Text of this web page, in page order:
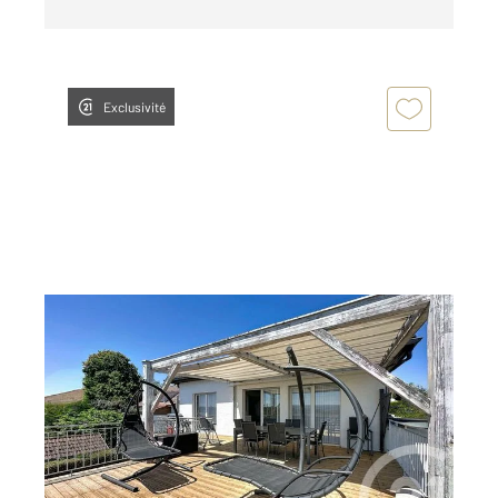
Exclusivité
125 m , 5 pièces
Ref : 33810
Maison à vendre
219 000 €
Visiter le site dédié